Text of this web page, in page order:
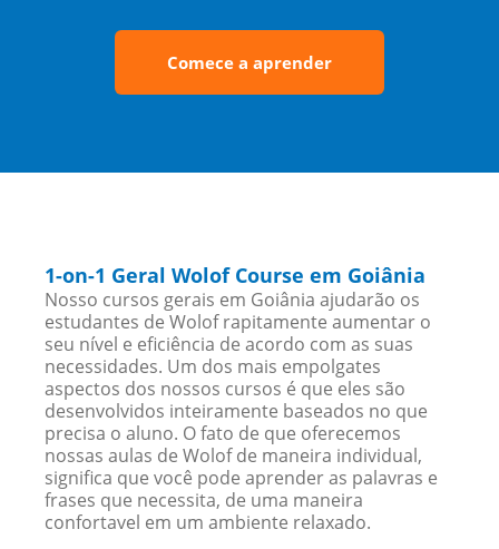
Comece a aprender
1-on-1 Geral Wolof Course em Goiânia
Nosso cursos gerais em Goiânia ajudarão os
estudantes de Wolof rapitamente aumentar o
seu nível e eficiência de acordo com as suas
necessidades. Um dos mais empolgates
aspectos dos nossos cursos é que eles são
desenvolvidos inteiramente baseados no que
precisa o aluno. O fato de que oferecemos
nossas aulas de Wolof de maneira individual,
significa que você pode aprender as palavras e
frases que necessita, de uma maneira
confortavel em um ambiente relaxado.